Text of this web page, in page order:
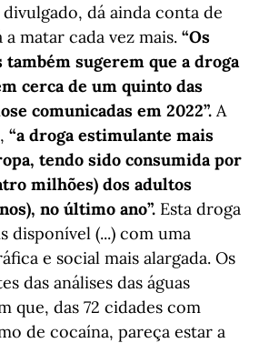
dá ainda conta de
matar cada vez mais. “Os
sugerem que a droga
cerca de um quinto das
comunicadas em 2022”. A
“a droga estimulante mais
tendo sido consumida por
milhões) dos adultos
no último ano”. Esta droga
disponível (...) com uma
e social mais alargada. Os
das análises das águas
que, das 72 cidades com
de cocaína, pareça estar a